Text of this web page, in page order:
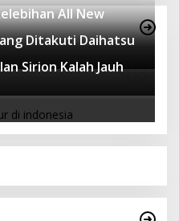
All New
Ditakuti Daihatsu
Sirion Kalah Jauh